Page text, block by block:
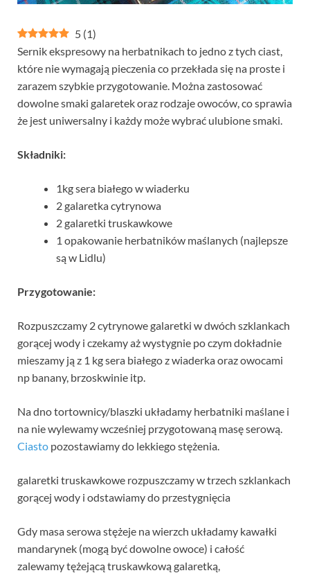
5 (1)
Sernik ekspresowy na herbatnikach to jedno z tych ciast,
które nie wymagają pieczenia co przekłada się na proste i
zarazem szybkie przygotowanie. Można zastosować
dowolne smaki galaretek oraz rodzaje owoców, co sprawia
że jest uniwersalny i każdy może wybrać ulubione smaki.
Składniki:
1kg sera białego w wiaderku
2 galaretka cytrynowa
2 galaretki truskawkowe
1 opakowanie herbatników maślanych (najlepsze
są w Lidlu)
Przygotowanie:
Rozpuszczamy 2 cytrynowe galaretki w dwóch szklankach
gorącej wody i czekamy aż wystygnie po czym dokładnie
mieszamy ją z 1 kg sera białego z wiaderka oraz owocami
np banany, brzoskwinie itp.
Na dno tortownicy/blaszki układamy herbatniki maślane i
na nie wylewamy wcześniej przygotowaną masę serową.
Ciasto pozostawiamy do lekkiego stężenia.
galaretki truskawkowe rozpuszczamy w trzech szklankach
gorącej wody i odstawiamy do przestygnięcia
Gdy masa serowa stężeje na wierzch układamy kawałki
mandarynek (mogą być dowolne owoce) i całość
zalewamy tężejącą truskawkową galaretką,